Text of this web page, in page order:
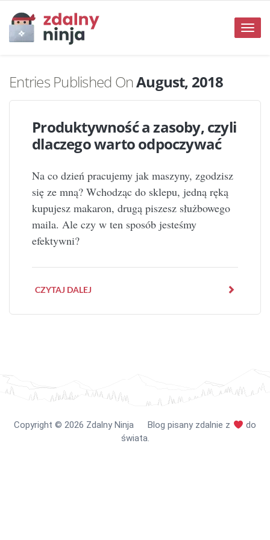
Toggle
Entries Published OnAugust, 2018
Produktywność a zasoby, czyli
dlaczego warto odpoczywać
Na co dzień pracujemy jak maszyny, zgodzisz
się ze mną? Wchodząc do sklepu, jedną ręką
kupujesz makaron, drugą piszesz służbowego
maila. Ale czy w ten sposób jesteśmy
efektywni?
CZYTAJ DALEJ
Copyright©️ 2026 Zdalny Ninja Blog pisany zdalnie z
do
świata.